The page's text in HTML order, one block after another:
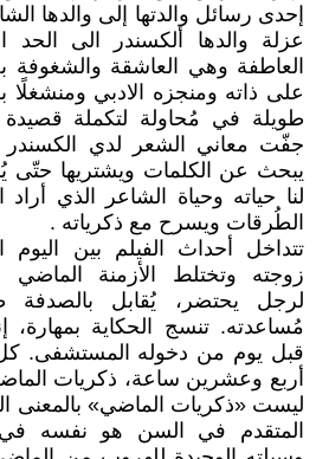
إحدى رسائل والدتها إلى والدها
عزلة والدها ألكسندر الى الحد
العاطفة وهي العاشقة والشغوفة
على ذاته ومنجزه الادبي ومنشغلًا
طويلة في مُحاولة لتكملة قصيدة
جفّت معاني الشعر لدي الكسندر
يبحث عن الكلمات ويشتريها حتّى
لنا حياته وحياة الشاعر الذي أراد
الطُرقات ويسرح مع ذكرياته .
تتداخل أحداث الفيلم بين اليوم
زوجته وتختلط الأزمنة الماضي
لرجل يحتضر، يُقابل بالصدفة
مُساعدته. تنسج الحكاية بمهارة،
قبل يوم من دخوله المستشفى. كل
أربع وعشرين ساعة، ذكريات
ليست «ذكريات الماضي» بالمعنى
المتقدم في السن هو نفسه في